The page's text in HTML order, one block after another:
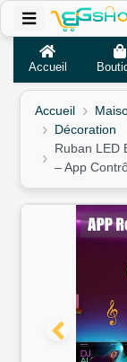
Accueil
Accueil
Décoration
Ruban LED
– App